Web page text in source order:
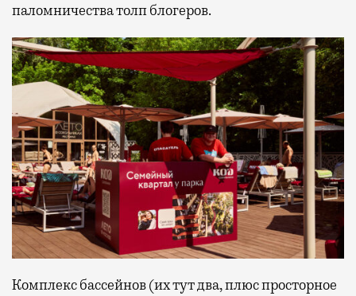
паломничества толп блогеров.
Комплекс бассейнов (их тут два, плюс просторное